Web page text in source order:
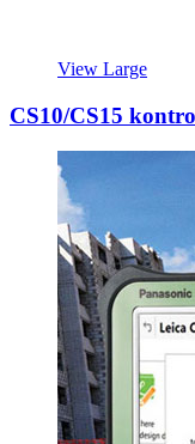
View Large
CS10/CS15